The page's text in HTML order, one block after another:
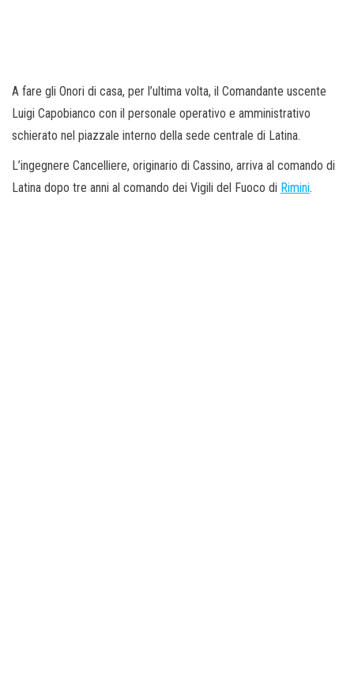
A fare gli Onori di casa, per l’ultima volta, il Comandante uscente
Luigi Capobianco con il personale operativo e amministrativo
schierato nel piazzale interno della sede centrale di Latina.
L’ingegnere Cancelliere, originario di Cassino, arriva al comando di
Latina dopo tre anni al comando dei Vigili del Fuoco di Rimini.